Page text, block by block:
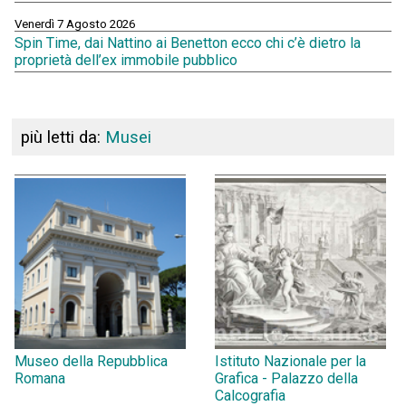
Venerdì 7 Agosto 2026
Spin Time, dai Nattino ai Benetton ecco chi c’è dietro la
proprietà dell’ex immobile pubblico
più letti da: Musei
Museo della Repubblica
Romana
Istituto Nazionale per la
Grafica - Palazzo della
Calcografia